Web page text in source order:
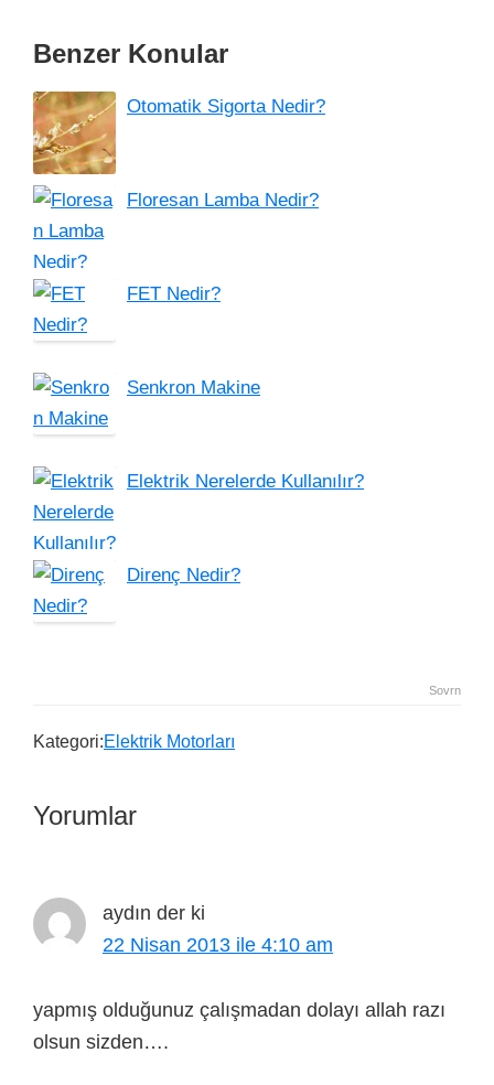
Benzer Konular
Otomatik Sigorta Nedir?
Floresan Lamba Nedir?
FET Nedir?
Senkron Makine
Elektrik Nerelerde Kullanılır?
Direnç Nedir?
Sovrn
Kategori:Elektrik Motorları
Yorumlar
aydın der ki
22 Nisan 2013 ile 4:10 am
yapmış olduğunuz çalışmadan dolayı allah razı
olsun sizden….